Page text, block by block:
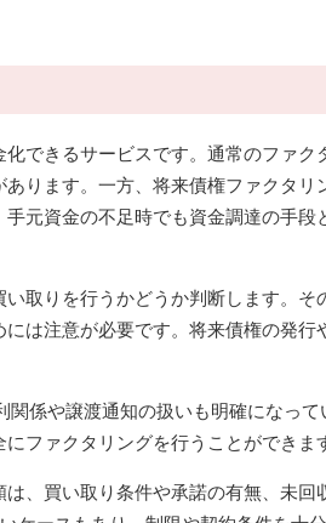
できるサービスです。通常のファク
ります。一方、将来債権ファクタリ
元資金の不足時でも資金調達の手段
取りを行うかどうか判断します。そ
は注意が必要です。将来債権の発行
係や譲渡通知の扱いも明確になって
ファクタリングを行うことができま
、買い取り条件や承諾の有無、未回